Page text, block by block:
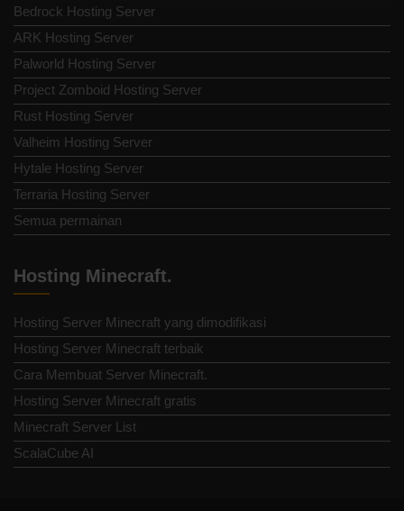
Bedrock Hosting Server
ARK Hosting Server
Palworld Hosting Server
Project Zomboid Hosting Server
Rust Hosting Server
Valheim Hosting Server
Hytale Hosting Server
Terraria Hosting Server
Semua permainan
Hosting Minecraft.
Hosting Server Minecraft yang dimodifikasi
Hosting Server Minecraft terbaik
Cara Membuat Server Minecraft.
Hosting Server Minecraft gratis
Minecraft Server List
ScalaCube AI